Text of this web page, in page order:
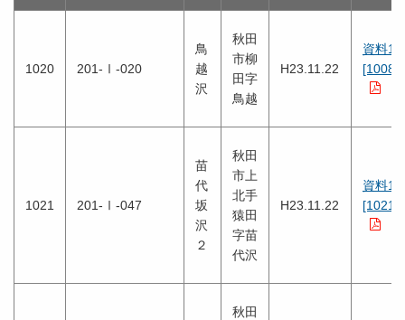
1020 201-Ⅰ-020
鳥
越
沢
秋田
市柳
田字
鳥越
H23.11.22
資料1
1021 201-Ⅰ-047
苗
代
坂
沢
２
秋田
市上
北手
猿田
字苗
代沢
H23.11.22
資料1
秋田